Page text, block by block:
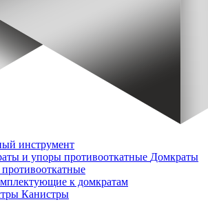
инструмент
Домкраты
к домкратам
Канистры